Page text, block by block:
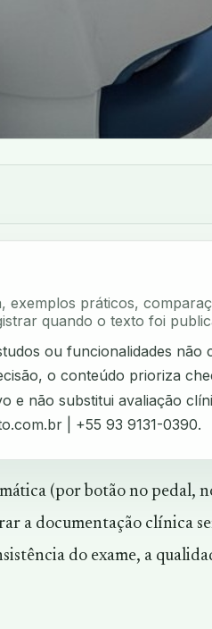
exemplos práticos,
quando o texto foi
ou funcionalidades não
o conteúdo prioriza
e não substitui avaliação
| +55 93 9131-0390.
(por botão no pedal,
a documentação clínica
do exame, a